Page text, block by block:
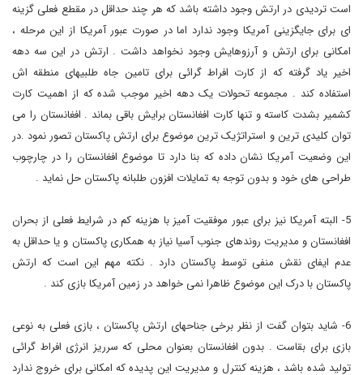
است تردیدی در ارتش وجود داشته باشد که هر چند حداقل در مقطع فعلی گزینه
ای برای جایگزینی آمریکا وجود ندارد اما در صورت عبور آمریکا از این مرحله ،
امکانی برای ارتش و آرزوهایش وجود نخواهد داشت . ارتش در این سه دهه
اخیر یاد گرفته که از کارت افراط گرائی برای تامین جاه طلبیهای منطقه اش
استفاده کند . مجموعه تحولات یک دهه اخیر موجب شده که از اهمیت کارت
کشمیر بشدت کاسته و تنها کارت افغانستان برایش باقی بماند . افغانستان را می
توان کلیدی ترین و استراتژیک ترین موضوع برای ارتش پاکستان تصور نمود .در
این وضعیت آمریکا نشان داده که بنا دارد تا موضوع افغانستان را در چارچوب
طراحی های خود و بدون توجه به تمایلات افزون طلبانه پاکستان حل نماید .
5- البته آمریکا نیز برای عبور موفقیت آمیز با هزینه کم در شرایط فعلی از بحران
افغانستان و مدیریت روندهای جنوب آسیا نیاز به همکاری پاکستان و یا حداقل به
عدم ایفای نقش منفی توسط پاکستان دارد . نکته مهم این است که ارتش
پاکستان با درک این موضوع ظاهرا نمی خواهد در زمین آمریکا بازی کند .
6- شاید بتوان گفت از نظر برخی جناحهای ارتش پاکستان ، بازی فعلی به نوعی
بازی برای بقاست . بدون افغانستان بعنوان محلی که سرریز انرژی افراط گرائی
تولید شده باشد ، هزینه کنترل و مدیریت این پدیده که امکانی برای خروج ندارد